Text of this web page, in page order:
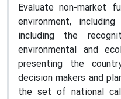
Evaluate non-market
environment,
including the
environmental and
presenting the
decision makers and
the set of national